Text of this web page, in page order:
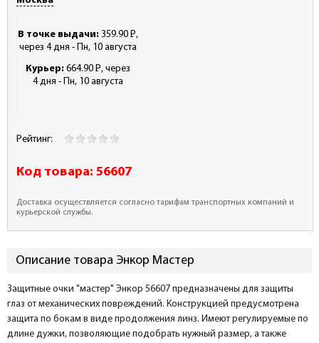
В точке выдачи: 359.90 Р
- ,
через 4 дня - Пн, 10 августа
Курьер: 664.90 Р
- , через
4 дня - Пн, 10 августа
Рейтинг:
Код товара: 56607
Доставка осуществляется согласно тарифам транспортных компаний и
курьерской службы.
Описание товара Энкор Мастер
Защитные очки "мастер" Энкор 56607 предназначены для защиты
глаз от механических повреждений. Конструкцией предусмотрена
защита по бокам в виде продолжения линз. Имеют регулируемые по
длине дужки, позволяющие подобрать нужный размер, а также